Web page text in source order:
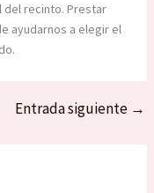
del recinto. Prestar
ayudarnos a elegir el
Entrada siguiente →